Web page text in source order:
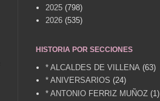
2025 (798)
2026 (535)
HISTORIA POR SECCIONES
* ALCALDES DE VILLENA (63)
* ANIVERSARIOS (24)
* ANTONIO FERRIZ MUÑOZ (1)